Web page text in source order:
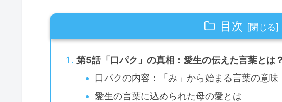
目次
第5話「口パク」の真相：愛生の伝えた言葉とは？
口パクの内容：「み」から始まる言葉の意味
愛生の言葉に込められた母の愛とは